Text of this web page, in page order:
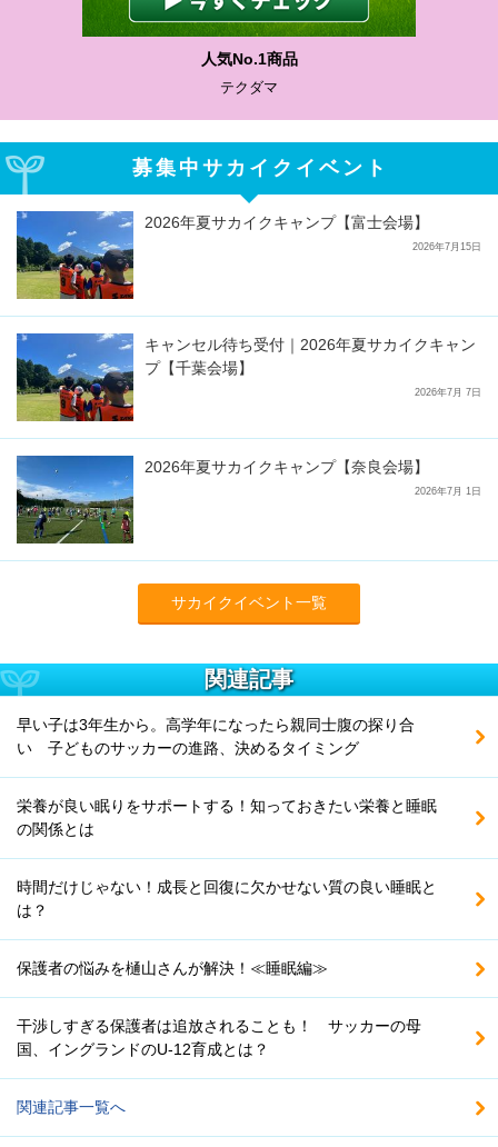
人気No.1商品
テクダマ
募集中サカイクイベント
2026年夏サカイクキャンプ【富士会場】
2026年7月15日
キャンセル待ち受付｜2026年夏サカイクキャン
プ【千葉会場】
2026年7月 7日
2026年夏サカイクキャンプ【奈良会場】
2026年7月 1日
サカイクイベント一覧
関連記事
早い子は3年生から。高学年になったら親同士腹の探り合
い 子どものサッカーの進路、決めるタイミング
栄養が良い眠りをサポートする！知っておきたい栄養と睡眠
の関係とは
時間だけじゃない！成長と回復に欠かせない質の良い睡眠と
は？
保護者の悩みを樋山さんが解決！≪睡眠編≫
干渉しすぎる保護者は追放されることも！ サッカーの母
国、イングランドのU-12育成とは？
関連記事一覧へ